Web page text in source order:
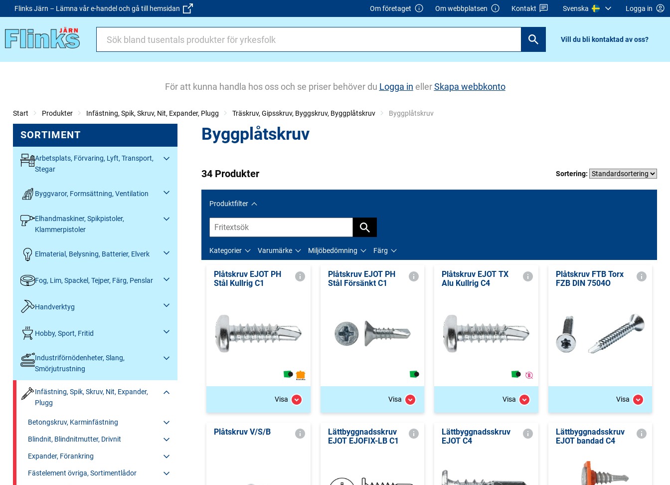
Flinks Järn – Lämna vår e-handel och gå till hemsidan Om företaget Om webbplatsen Kontakt Svenska Logga in
Vill du bli kontaktad av oss?
För att kunna handla hos oss och se priser behöver du Logga in ellerSkapa webbkonto
Start Produkter Infästning, Spik, Skruv, Nit, Expander, Plugg Träskruv, Gipsskruv, Byggskruv, Byggplåtskruv Current:
Byggplåtskruv
SORTIMENT
Arbetsplats, Förvaring, Lyft, Transport,
Stegar
Byggvaror, Formsättning, Ventilation
Elhandmaskiner, Spikpistoler,
Klammerpistoler
Elmaterial, Belysning, Batterier, Elverk
Fog, Lim, Spackel, Tejper, Färg, Penslar
Handverktyg
Hobby, Sport, Fritid
Industriförnödenheter, Slang,
Smörjutrustning
Infästning, Spik, Skruv, Nit, Expander,
Plugg
Betongskruv, Karminfästning
Blindnit, Blindnitmutter, Drivnit
Expander, Förankring
Fästelement övriga, Sortimentlådor
Byggplåtskruv
34 Produkter Sortering:
Produktfilter
Kategorier Varumärke Miljöbedömning Färg
Plåtskruv EJOT PH
Stål Kullrig C1
Visa
Plåtskruv EJOT PH
Stål Försänkt C1
Visa
Plåtskruv EJOT TX
Alu Kullrig C4
Visa
Plåtskruv FTB Torx
FZB DIN 7504O
Visa
Plåtskruv V/S/B
Lättbyggnadsskruv
EJOT EJOFIX-LB C1
Lättbyggnadsskruv
EJOT C4
Lättbyggnadsskruv
EJOT bandad C4